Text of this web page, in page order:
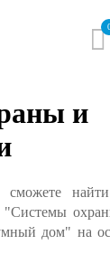
и
найти
"Системы
дом" на